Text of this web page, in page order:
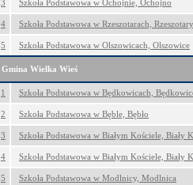
3 Szkoła Podstawowa w Ochojnie, Ochojno
4 Szkoła Podstawowa w Rzeszotarach, Rzeszotary
5 Szkoła Podstawowa w Olszowicach, Olszowice
Gmina Wielka Wieś
1 Szkoła Podstawowa w Będkowicach,
2 Szkoła Podstawowa w Bęble, Bębło
3 Szkoła Podstawowa w Białym Kościele, Biały
4 Szkoła Podstawowa w Białym Kościele, Biały
5 Szkoła Podstawowa w Modlnicy, Modlnica